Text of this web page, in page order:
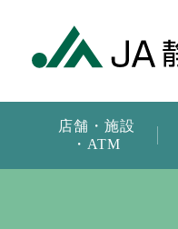
店舗・施設
・ATM